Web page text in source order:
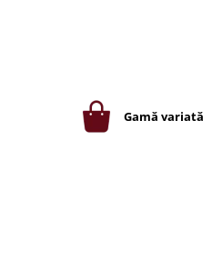
Gamă variată